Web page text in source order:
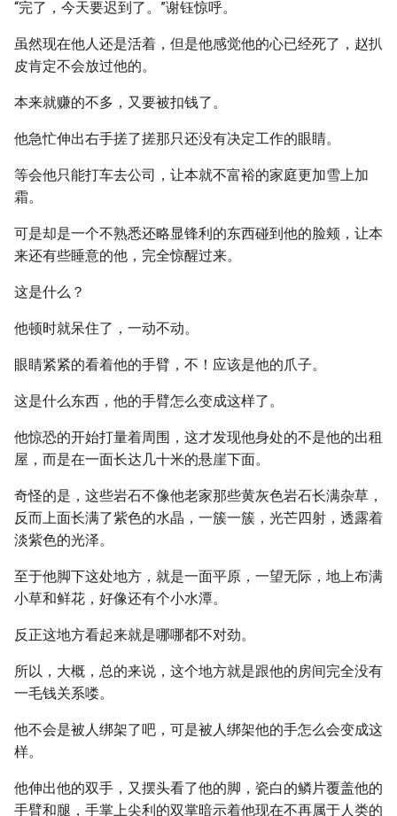
“完了，今天要迟到了。”谢钰惊呼。
虽然现在他人还是活着，但是他感觉他的心已经死了，赵扒
皮肯定不会放过他的。
本来就赚的不多，又要被扣钱了。
他急忙伸出右手搓了搓那只还没有决定工作的眼睛。
等会他只能打车去公司，让本就不富裕的家庭更加雪上加
霜。
可是却是一个不熟悉还略显锋利的东西碰到他的脸颊，让本
来还有些睡意的他，完全惊醒过来。
这是什么？
他顿时就呆住了，一动不动。
眼睛紧紧的看着他的手臂，不！应该是他的爪子。
这是什么东西，他的手臂怎么变成这样了。
他惊恐的开始打量着周围，这才发现他身处的不是他的出租
屋，而是在一面长达几十米的悬崖下面。
奇怪的是，这些岩石不像他老家那些黄灰色岩石长满杂草，
反而上面长满了紫色的水晶，一簇一簇，光芒四射，透露着
淡紫色的光泽。
至于他脚下这处地方，就是一面平原，一望无际，地上布满
小草和鲜花，好像还有个小水潭。
反正这地方看起来就是哪哪都不对劲。
所以，大概，总的来说，这个地方就是跟他的房间完全没有
一毛钱关系喽。
他不会是被人绑架了吧，可是被人绑架他的手怎么会变成这
样。
他伸出他的双手，又摆头看了他的脚，瓷白的鳞片覆盖他的
手臂和腿，手掌上尖利的双掌暗示着他现在不再属于人类的